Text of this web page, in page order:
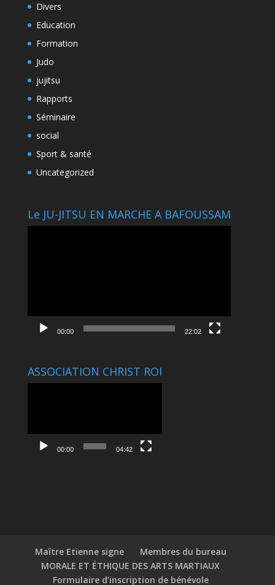
Divers
Education
Formation
Judo
jujitsu
Rapports
Séminaire
social
Sport & santé
Uncategorized
Le JU-JITSU EN MARCHE A BAFOUSSAM
00:00 22:02
ASSOCIATION CHRIST ROI
00:00 04:42
Maître Etienne signe
Membres du bureau
MORALE ET ÉTHIQUE DES ARTS MARTIAUX
Formulaire d’inscription de bénévole